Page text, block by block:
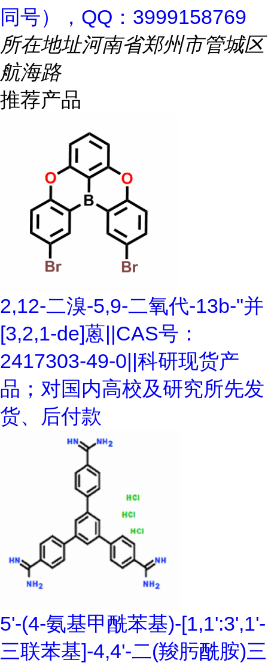
同号），QQ：3999158769
所在地址河南省郑州市管城区
航海路
推荐产品
2,12-二溴-5,9-二氧代-13b-"并
[3,2,1-de]蒽||CAS号：
2417303-49-0||科研现货产
品；对国内高校及研究所先发
货、后付款
5'-(4-氨基甲酰苯基)-[1,1':3',1'-
三联苯基]-4,4'-二(羧肟酰胺)三